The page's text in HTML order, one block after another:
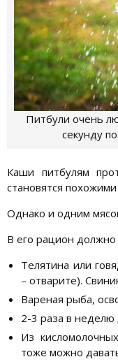
Питбули очень
секунду
Каши питбулям
становятся похожими
Однако и одним
В его рацион должно
Телятина или
– отварите).
Вареная рыба,
2-3 раза в неделю
Из
тоже можно